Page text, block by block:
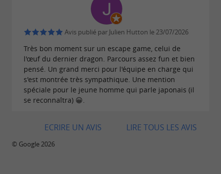
À moins de 20 minutes de la
Vert'tiges , les idées ne manquent pas pour
prolonger la journée : balade dans le
bois de
Bastard, pause aulac du Laroin, virée au
domaine viticole du Jurançon, ou flânerie dans
les ruelles historiques dePauet sonchâteau
. Les petits villages comme
Mazères-LezonsouArtiguelouvesont pleins
de charme, avec leurs
Avis publié par Julien Hutton le 23/07/2026
Très bon moment sur un escape game, celui de
l'œuf du dernier dragon. Parcours assez fun et bien
pensé. Un grand merci pour l'équipe en charge qui
s'est montrée très sympathique. Une mention
spéciale pour le jeune homme qui parle japonais (il
se reconnaîtra) 😀.
LIRE TOUS LES AVIS
ECRIRE UN AVIS
© Google 2026